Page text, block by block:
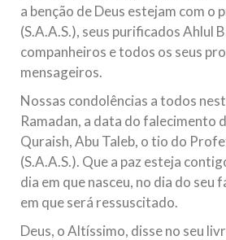
(A.S.)
Em nome de Deus, o Clemente, o
muçulmanos, o Imam Ali Ibn Al-
(A.S.), conhecido por “Zein Al-Ábidin”
NOTÍCIAS
3 DE JULHO DE 2014
Centro Islâmico no Brasil
ministro das Relações
República Islâmica do Irã
Brasil recebeu em sua sede, em São
a benção de Deus estejam com o
(S.A.A.S.), seus purificados Ahlul
companheiros e todos os seus
mensageiros.
Nossas condolências a todos
Ramadan, a data do falecimento
Quraish, Abu Taleb, o tio do
(S.A.A.S.). Que a paz esteja
dia em que nasceu, no dia do seu
em que será ressuscitado.
Deus, o Altíssimo, disse no seu